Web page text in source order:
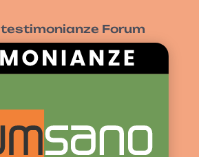
testimonianze Forum